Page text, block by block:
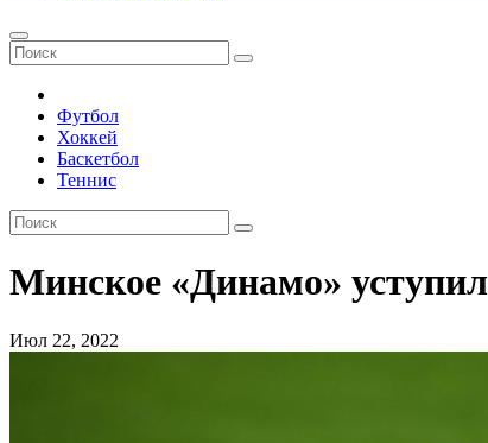
Футбол
Хоккей
Баскетбол
Теннис
Минское «Динамо»
Июл 22, 2022